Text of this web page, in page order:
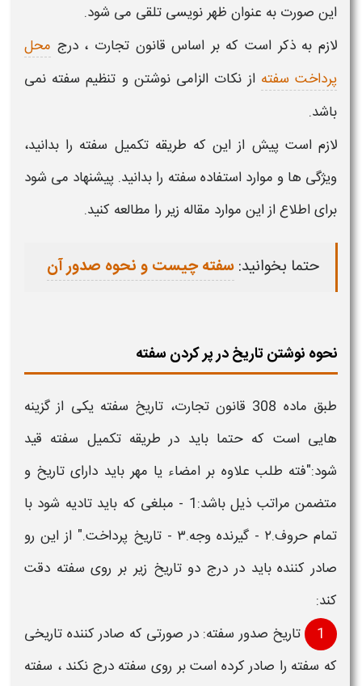
این صورت به عنوان ظهر نویسی تلقی می شود.
لازم به ذکر است که بر اساس قانون تجارت ، درج محل
پرداخت سفته از نکات الزامی نوشتن و تنظیم سفته نمی
باشد.
لازم است پیش از این که طریقه تکمیل سفته را بدانید،
ویژگی ها و موارد استفاده سفته را بدانید. پیشنهاد می شود
برای اطلاع از این موارد مقاله زیر را مطالعه کنید.
حتما بخوانید:سفته چیست و نحوه صدور آن
نحوه نوشتن تاریخ در پر کردن سفته
طبق ماده 308 قانون تجارت، تاریخ سفتهیکی از گزینه
هایی است که حتما باید در طریقه تکمیل سفته قید
شود:"فته‌ طلب علاوه بر امضاء یا مهر باید دارای تاریخ و
متضمن مراتب ذیل باشد:1 - مبلغی که باید تادیه شود با
تمام حروف.۲ - گیرنده وجه.۳ - تاریخ پرداخت." از این رو
صادر کننده باید در درج دو تاریخ زیر بر روی سفته دقت
کند:
1
تاریخ صدور سفته: در صورتی که صادر کننده تاریخی
که سفته را صادر کرده است بر روی سفتهدرج نکند ، سفته